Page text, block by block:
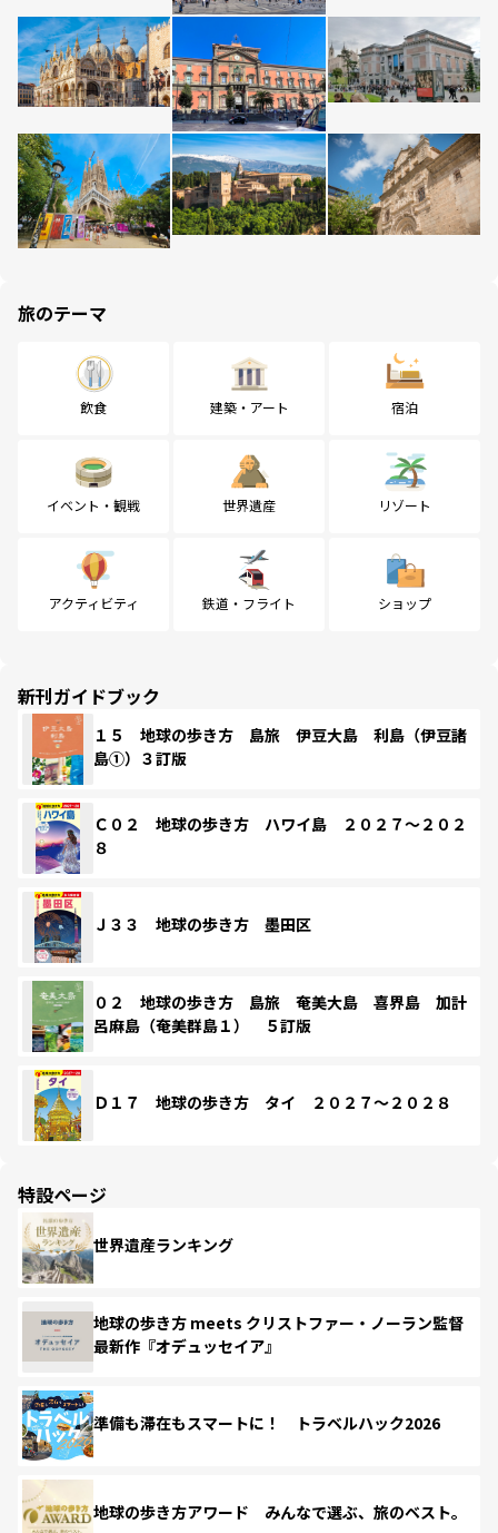
旅のテーマ
飲食 建築・アート 宿泊
イベント・観戦 世界遺産 リゾート
アクティビティ 鉄道・フライト ショップ
新刊ガイドブック
１５ 地球の歩き方 島旅 伊豆大島 利島（伊豆諸
島①）３訂版
Ｃ０２ 地球の歩き方 ハワイ島 ２０２７～２０２
８
Ｊ３３ 地球の歩き方 墨田区
０２ 地球の歩き方 島旅 奄美大島 喜界島 加計
呂麻島（奄美群島１） ５訂版
Ｄ１７ 地球の歩き方 タイ ２０２７～２０２８
特設ページ
世界遺産ランキング
地球の歩き方 meets クリストファー・ノーラン監督
最新作『オデュッセイア』
準備も滞在もスマートに！ トラベルハック2026
地球の歩き方アワード みんなで選ぶ、旅のベスト。